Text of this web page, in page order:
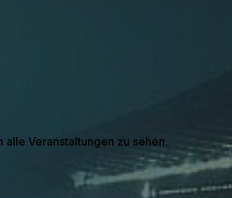
alle Veranstaltungen zu sehen.